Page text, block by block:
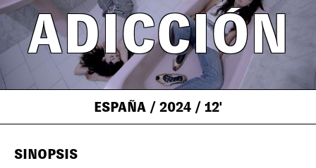
ADICCIÓN
ESPAÑA / 2024 / 12'
SINOPSIS